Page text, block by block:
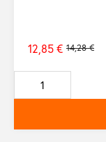
Prix
de
base
14,28 €
12,85 €